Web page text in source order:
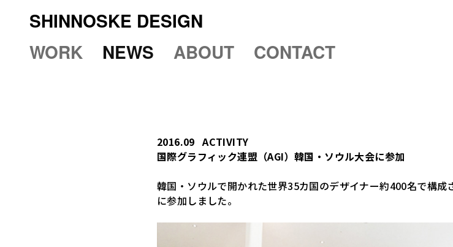
SHINNOSKE DESIGN
WORK
NEWS ABOUT CONTACT
2016.09 ACTIVITY
国際グラフィック連盟（AGI）韓国・ソウル大会に参加
韓国・ソウルで開かれた世界35カ国のデザイナー約400名で構
に参加しました。